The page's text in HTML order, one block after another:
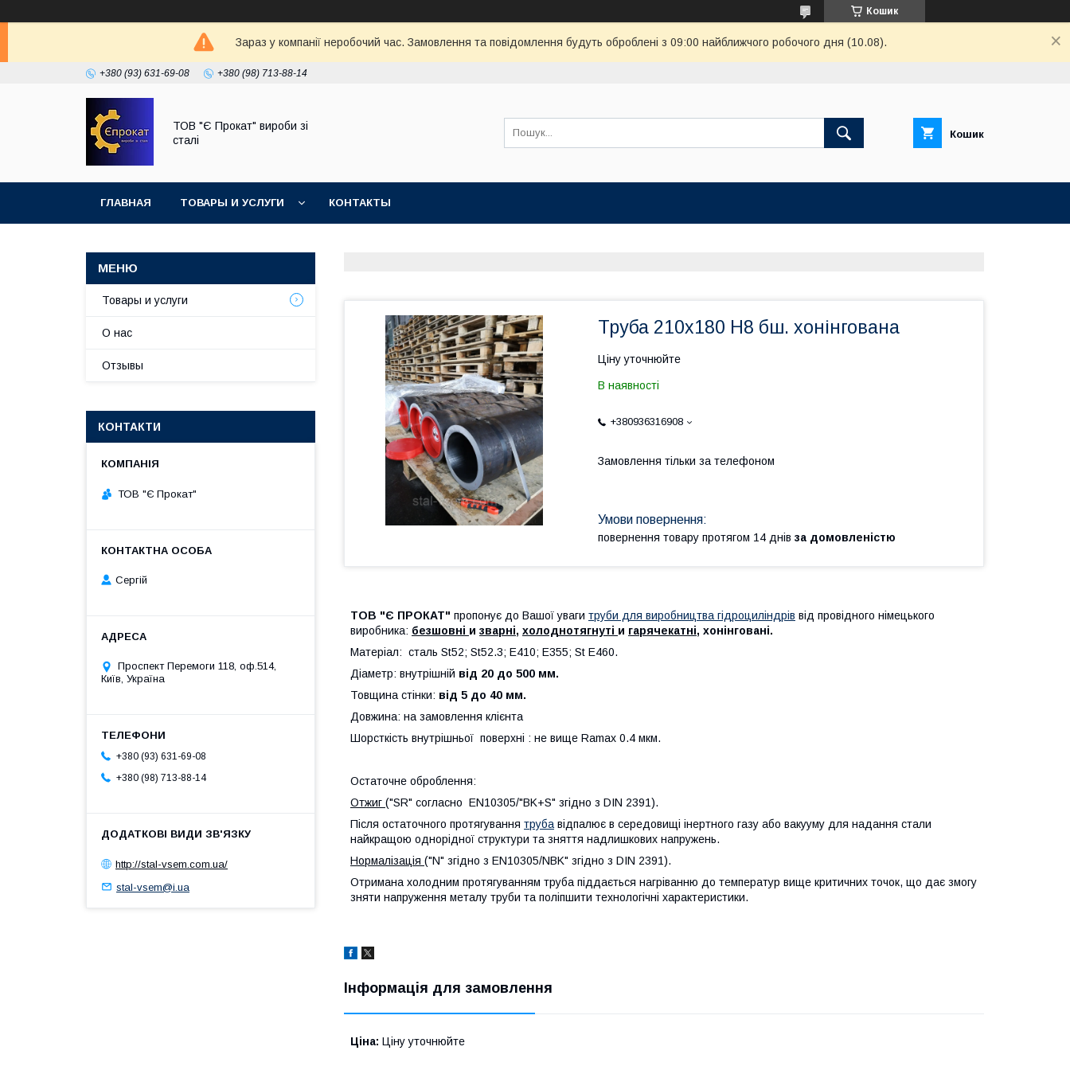
Кошик
Зараз у компанії неробочий час. Замовлення та повідомлення будуть оброблені з 09:00 найближчого робочого дня (10.08).
+380 (93) 631-69-08 +380 (98) 713-88-14
ТОВ "Є Прокат" вироби зі
сталі
Кошик
ГЛАВНАЯ ТОВАРЫ И УСЛУГИ КОНТАКТЫ
Труба 210х180 H8 бш. хонінгована
Ціну уточнюйте
В наявності
+380936316908
Замовлення тільки за телефоном
повернення товару протягом 14 днів за домовленістю
ТОВ "Є ПРОКАТ" пропонує до Вашої уваги труби для виробництва гідроциліндрів від провідного німецького
виробника: безшовні и зварні, холоднотягнуті и гарячекатні, хонінговані.
Матеріал: сталь St52; St52.3; E410; E355; St E460.
Діаметр: внутрішній від 20 до 500 мм.
Товщина стінки: від 5 до 40 мм.
Довжина: на замовлення клієнта
Шорсткість внутрішньої поверхні : не вище Ramax 0.4 мкм.
Остаточне оброблення:
Отжиг ("SR" согласно EN10305/"BK+S" згідно з DIN 2391).
Після остаточного протягування трубавідпалює в середовищі інертного газу або вакууму для надання стали
найкращою однорідної структури та зняття надлишкових напружень.
Нормалізація ("N" згідно з EN10305/NBK" згідно з DIN 2391).
Отримана холодним протягуванням труба піддається нагріванню до температур вище критичних точок, що дає змогу
зняти напруження металу труби та поліпшити технологічні характеристики.
Інформація для замовлення
Ціна: Ціну уточнюйте
Товары и услуги
О нас
Отзывы
КОНТАКТИ
ТОВ "Є Прокат"
Сергій
Проспект Перемоги 118, оф.514,
Київ, Україна
+380 (93) 631-69-08
+380 (98) 713-88-14
http://stal-vsem.com.ua/
stal-vsem@i.ua